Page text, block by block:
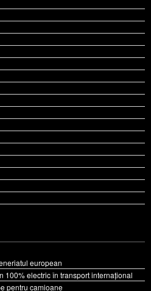
european
100% electric în transport internațional
pentru camioane